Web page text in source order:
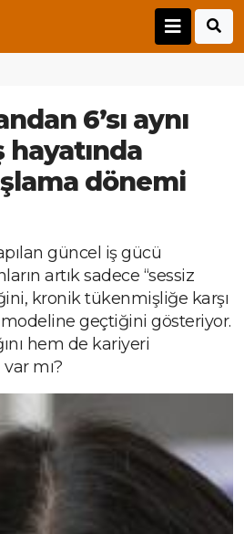
6’sı aynı
dönemi
güncel iş gücü
artık sadece “sessiz
kronik tükenmişliğe karşı
geçtiğini gösteriyor.
hem de kariyeri
mı?